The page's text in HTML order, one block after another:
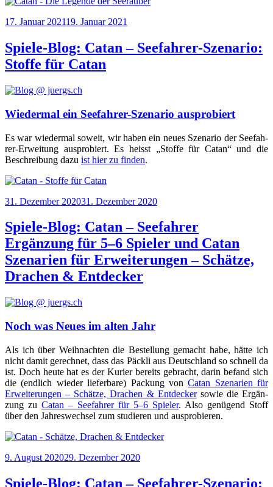
Veröffentlicht
17. Januar 202119. Januar 2021
Spiele-Blog: Catan – Seefahrer-Szenario:
Stoffe für Catan
Wiedermal ein Seefahrer-Szenario ausprobiert
Es war wie­der­mal soweit, wir haben ein neu­es Sze­na­rio der See­fah­
rer-Erwei­tung aus­pro­biert. Es heisst „Stof­fe für Catan“ und die
Beschrei­bung dazu ist hier zu fin­den.
Veröffentlicht
31. Dezember 202031. Dezember 2020
Spiele-Blog: Catan – Seefahrer
Ergänzung für 5–6 Spieler und Catan
Szenarien für Erweiterungen – Schätze,
Drachen & Entdecker
Noch was Neues im alten Jahr
Als ich über Weih­nach­ten die Bestel­lung gemacht habe, hät­te ich
nicht damit gerech­net, dass das Päck­li aus Deutsch­land so schnell da
ist. Doch heu­te hat es der Kurier bereits gebracht, dar­in befand sich
die (end­lich wie­der lie­fer­ba­re) Packung vonCatan Sze­na­ri­en für
Erwei­te­run­gen – Schät­ze, Dra­chen & Ent­de­ckersowie die Ergän­
zung zu Catan – See­fah­rer für 5–6 Spie­ler. Also genü­gend Stoff
über den Jah­res­wech­sel zum stu­die­ren und ausprobieren.
Veröffentlicht
9. August 202029. Dezember 2020
Spiele-Blog: Catan – Seefahrer-Szenario: